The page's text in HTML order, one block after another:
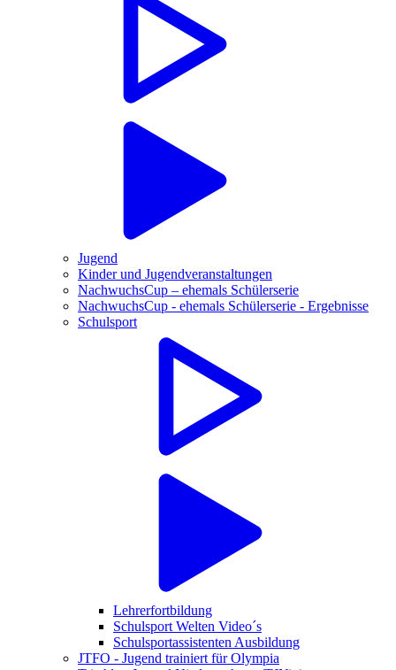
Jugend
Kinder und Jugendveranstaltungen
NachwuchsCup – ehemals Schülerserie
NachwuchsCup - ehemals Schülerserie - Ergebnisse
Schulsport
Lehrerfortbildung
Schulsport Welten Video´s
Schulsportassistenten Ausbildung
JTFO - Jugend trainiert für Olympia